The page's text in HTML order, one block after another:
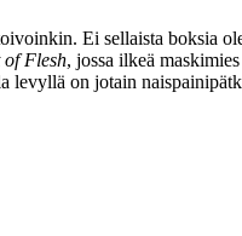
Ei sellaista boksia
of Flesh, jossa ilkeä
on jotain